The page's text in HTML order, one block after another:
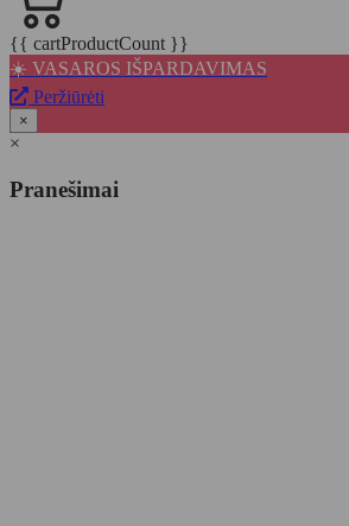
{{ cartProductCount }}
☀️ VASAROS IŠPARDAVIMAS
Peržiūrėti
×
×
Pranešimai